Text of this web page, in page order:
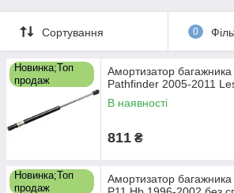
Сортування 0
Новинка;Топ
продаж
Амортизатор
Pathfinder 2005-2011
В наявності
811 ₴
Новинка;Топ
продаж
Амортизатор